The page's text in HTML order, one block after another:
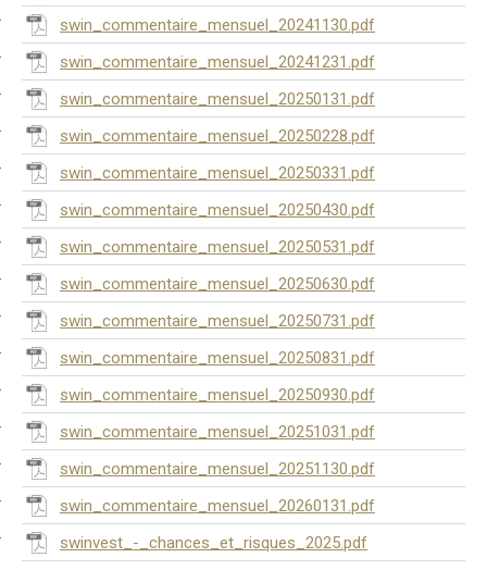
swin_commentaire_mensuel_20241130.pdf
swin_commentaire_mensuel_20241231.pdf
swin_commentaire_mensuel_20250131.pdf
swin_commentaire_mensuel_20250228.pdf
swin_commentaire_mensuel_20250331.pdf
swin_commentaire_mensuel_20250430.pdf
swin_commentaire_mensuel_20250531.pdf
swin_commentaire_mensuel_20250630.pdf
swin_commentaire_mensuel_20250731.pdf
swin_commentaire_mensuel_20250831.pdf
swin_commentaire_mensuel_20250930.pdf
swin_commentaire_mensuel_20251031.pdf
swin_commentaire_mensuel_20251130.pdf
swin_commentaire_mensuel_20260131.pdf
swinvest_-_chances_et_risques_2025.pdf